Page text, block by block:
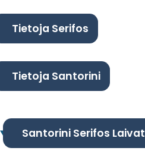
Tietoja Serifos
Tietoja Santorini
Santorini Serifos Laivat